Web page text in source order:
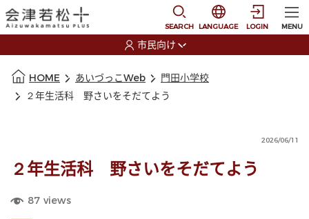
SEARCH
選択すると言語の切
LANGUAGE LOGIN MENU
市民向け
HOME あいづっこWeb
門田小学校
２年生活科 野さいをそだてよう
2026/06/11
２年生活科 野さいをそだてよう
87 views